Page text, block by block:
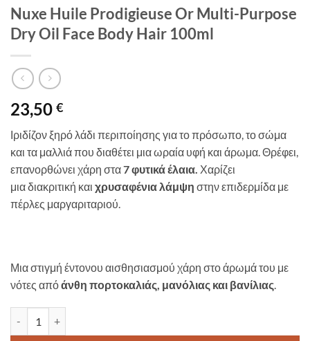
Nuxe Huile Prodigieuse Or Multi-Purpose
Dry Oil Face Body Hair 100ml
23,50 €
Ιριδίζον ξηρό λάδι περιποίησης για το πρόσωπο, το σώμα
και τα μαλλιά που διαθέτει μια ωραία υφή και άρωμα. Θρέφει,
επανορθώνει χάρη στα7 φυτικά έλαια. Χαρίζει
μια διακριτική και χρυσαφένια λάμψη στην επιδερμίδα με
πέρλες μαργαριταριού.
Μια στιγμή έντονου αισθησιασμού χάρη στο άρωμά του με
νότες απόάνθη πορτοκαλιάς, μανόλιας και βανίλιας